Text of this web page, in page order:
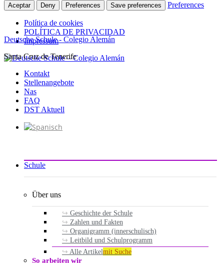
Aceptar Deny Preferences Save preferences Preferences
Política de cookies
POLÍTICA DE PRIVACIDAD
Impressum
Zum
springen
Deutsche Schule - Colegio Alemán
Santa Cruz de Tenerife
Kontakt
Stellenangebote
Nas
FAQ
DST Aktuell
Schule
Über uns
Geschichte der Schule
Zahlen und Fakten
Organigramm (innerschulisch)
Leitbild und Schulprogramm
Alle Artikelmit Suche
So arbeiten wir